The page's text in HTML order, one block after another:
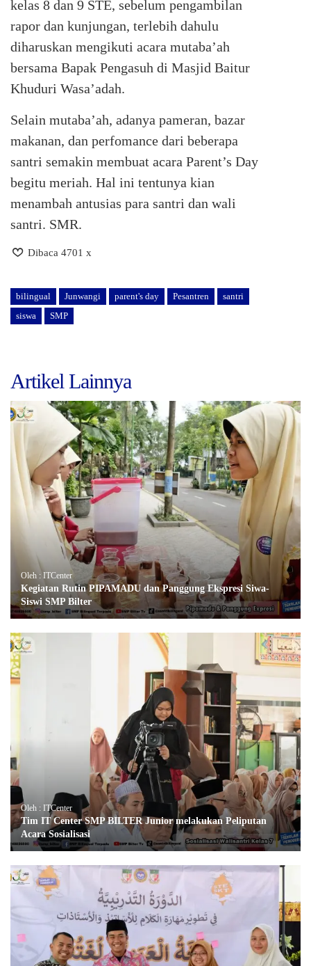
kelas 8 dan 9 STE, sebelum pengambilan
rapor dan kunjungan, terlebih dahulu
diharuskan mengikuti acara mutaba’ah
bersama Bapak Pengasuh di Masjid Baitur
Khuduri Wasa’adah.
Selain mutaba’ah, adanya pameran, bazar
makanan, dan perfomance dari beberapa
santri semakin membuat acara Parent’s Day
begitu meriah. Hal ini tentunya kian
menambah antusias para santri dan wali
santri. SMR.
Dibaca 4701 x
bilingual Junwangi parent's day Pesantren
santri
siswa
SMP
Artikel Lainnya
Oleh : ITCenter
Kegiatan Rutin PIPAMADU dan Panggung Ekspresi Siwa-
Siswi SMP Bilter
Oleh : ITCenter
Tim IT Center SMP BILTER Junior melakukan Peliputan
Acara Sosialisasi